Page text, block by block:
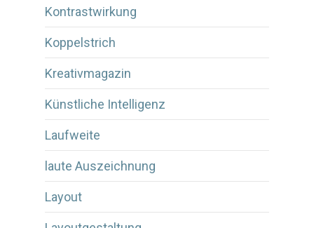
Kontrastwirkung
Koppelstrich
Kreativmagazin
Künstliche Intelligenz
Laufweite
laute Auszeichnung
Layout